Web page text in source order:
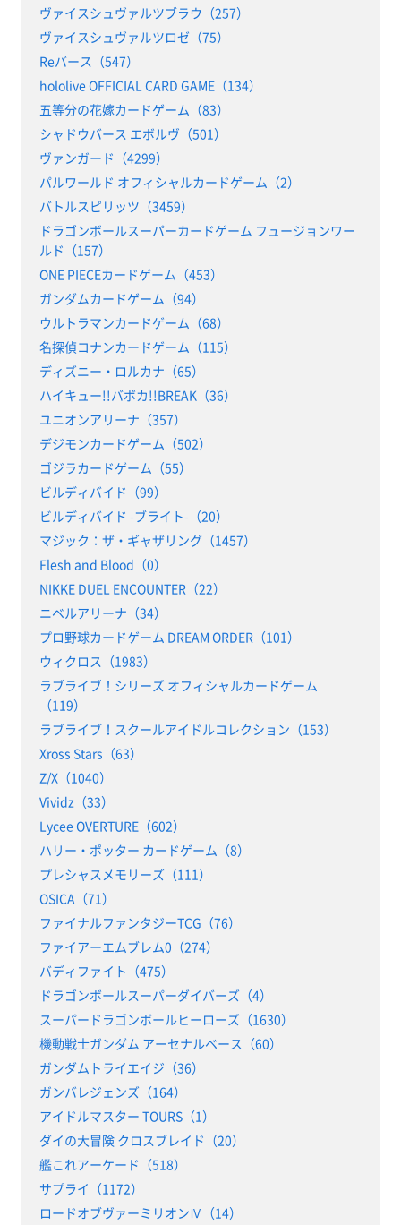
ヴァイスシュヴァルツブラウ（257）
ヴァイスシュヴァルツロゼ（75）
Reバース（547）
hololive OFFICIAL CARD GAME（134）
五等分の花嫁カードゲーム（83）
シャドウバース エボルヴ（501）
ヴァンガード（4299）
パルワールド オフィシャルカードゲーム（2）
バトルスピリッツ（3459）
ドラゴンボールスーパーカードゲーム フュージョンワー
ルド（157）
ONE PIECEカードゲーム（453）
ガンダムカードゲーム（94）
ウルトラマンカードゲーム（68）
名探偵コナンカードゲーム（115）
ディズニー・ロルカナ（65）
ハイキュー!!バボカ!!BREAK（36）
ユニオンアリーナ（357）
デジモンカードゲーム（502）
ゴジラカードゲーム（55）
ビルディバイド（99）
ビルディバイド -ブライト-（20）
マジック：ザ・ギャザリング（1457）
Flesh and Blood（0）
NIKKE DUEL ENCOUNTER（22）
ニベルアリーナ（34）
プロ野球カードゲーム DREAM ORDER（101）
ウィクロス（1983）
ラブライブ！シリーズ オフィシャルカードゲーム
（119）
ラブライブ！スクールアイドルコレクション（153）
Xross Stars（63）
Z/X（1040）
Vividz（33）
Lycee OVERTURE（602）
ハリー・ポッター カードゲーム（8）
プレシャスメモリーズ（111）
OSICA（71）
ファイナルファンタジーTCG（76）
ファイアーエムブレム0（274）
バディファイト（475）
ドラゴンボールスーパーダイバーズ（4）
スーパードラゴンボールヒーローズ（1630）
機動戦士ガンダム アーセナルベース（60）
ガンダムトライエイジ（36）
ガンバレジェンズ（164）
アイドルマスター TOURS（1）
ダイの大冒険 クロスブレイド（20）
艦これアーケード（518）
サプライ（1172）
ロードオブヴァーミリオンⅣ（14）